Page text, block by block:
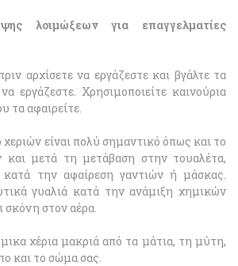
λοιμώξεων για επαγγελματίες
αρχίσετε να εργάζεστε και βγάλτε τα
εργάζεστε. Χρησιμοποιείτε καινούρια
τα αφαιρείτε.
είναι πολύ σημαντικό όπως και το
και μετά τη μετάβαση στην τουαλέτα,
την αφαίρεση γαντιών ή μάσκας.
γυαλιά κατά την ανάμιξη χημικών
σκόνη στον αέρα.
χέρια μακριά από τα μάτια, τη μύτη,
και το σώμα σας.